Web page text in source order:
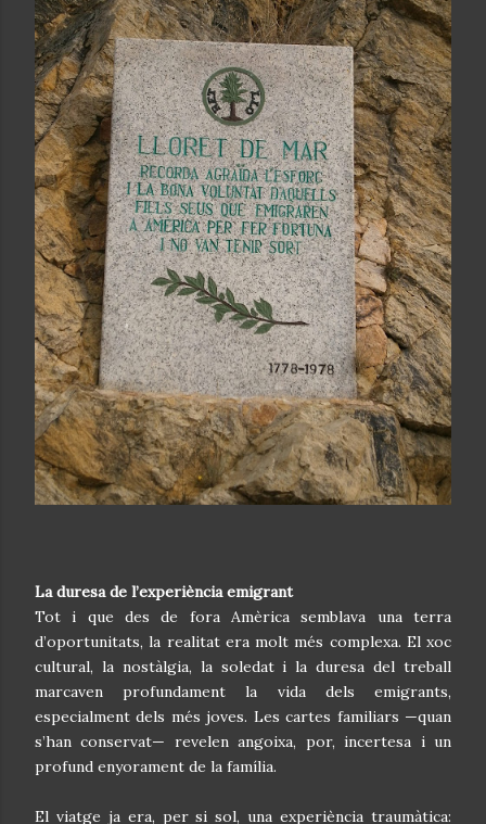
La duresa de l’experiència emigrant
Tot i que des de fora Amèrica semblava una terra
d’oportunitats, la realitat era molt més complexa. El xoc
cultural, la nostàlgia, la soledat i la duresa del treball
marcaven profundament la vida dels emigrants,
especialment dels més joves. Les cartes familiars —quan
s’han conservat— revelen angoixa, por, incertesa i un
profund enyorament de la família.
El viatge ja era, per si sol, una experiència traumàtica: